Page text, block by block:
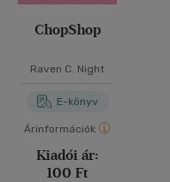
ChopShop
Raven C. Night
E-könyv
Árinformációk
Kiadói ár:
100 Ft